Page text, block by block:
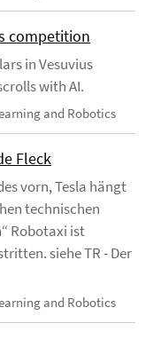
competition
in Vesuvius
with AI.
and Robotics
Fleck
vorn, Tesla hängt
technischen
Robotaxi ist
siehe TR - Der
and Robotics